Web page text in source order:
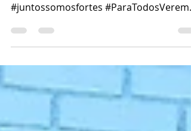
#juntossomosfortes #ParaTodosVerem